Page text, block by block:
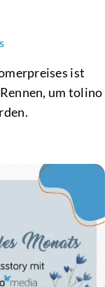
ist
um tolino